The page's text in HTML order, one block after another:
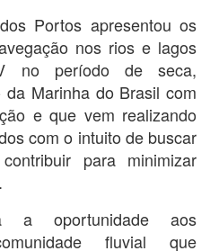
Portos apresentou os
nos rios e lagos
no período de seca,
Marinha do Brasil com
e que vem realizando
com o intuito de buscar
para minimizar
oportunidade aos
fluvial que